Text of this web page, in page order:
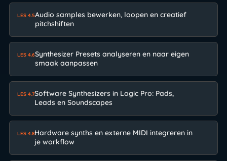
LES 4.5Audio samples bewerken, loopen en creatief
pitchshiften
LES 4.6Synthesizer Presets analyseren en naar eigen
smaak aanpassen
LES 4.7Software Synthesizers in Logic Pro: Pads,
Leads en Soundscapes
LES 4.8Hardware synths en externe MIDI integreren in
je workflow